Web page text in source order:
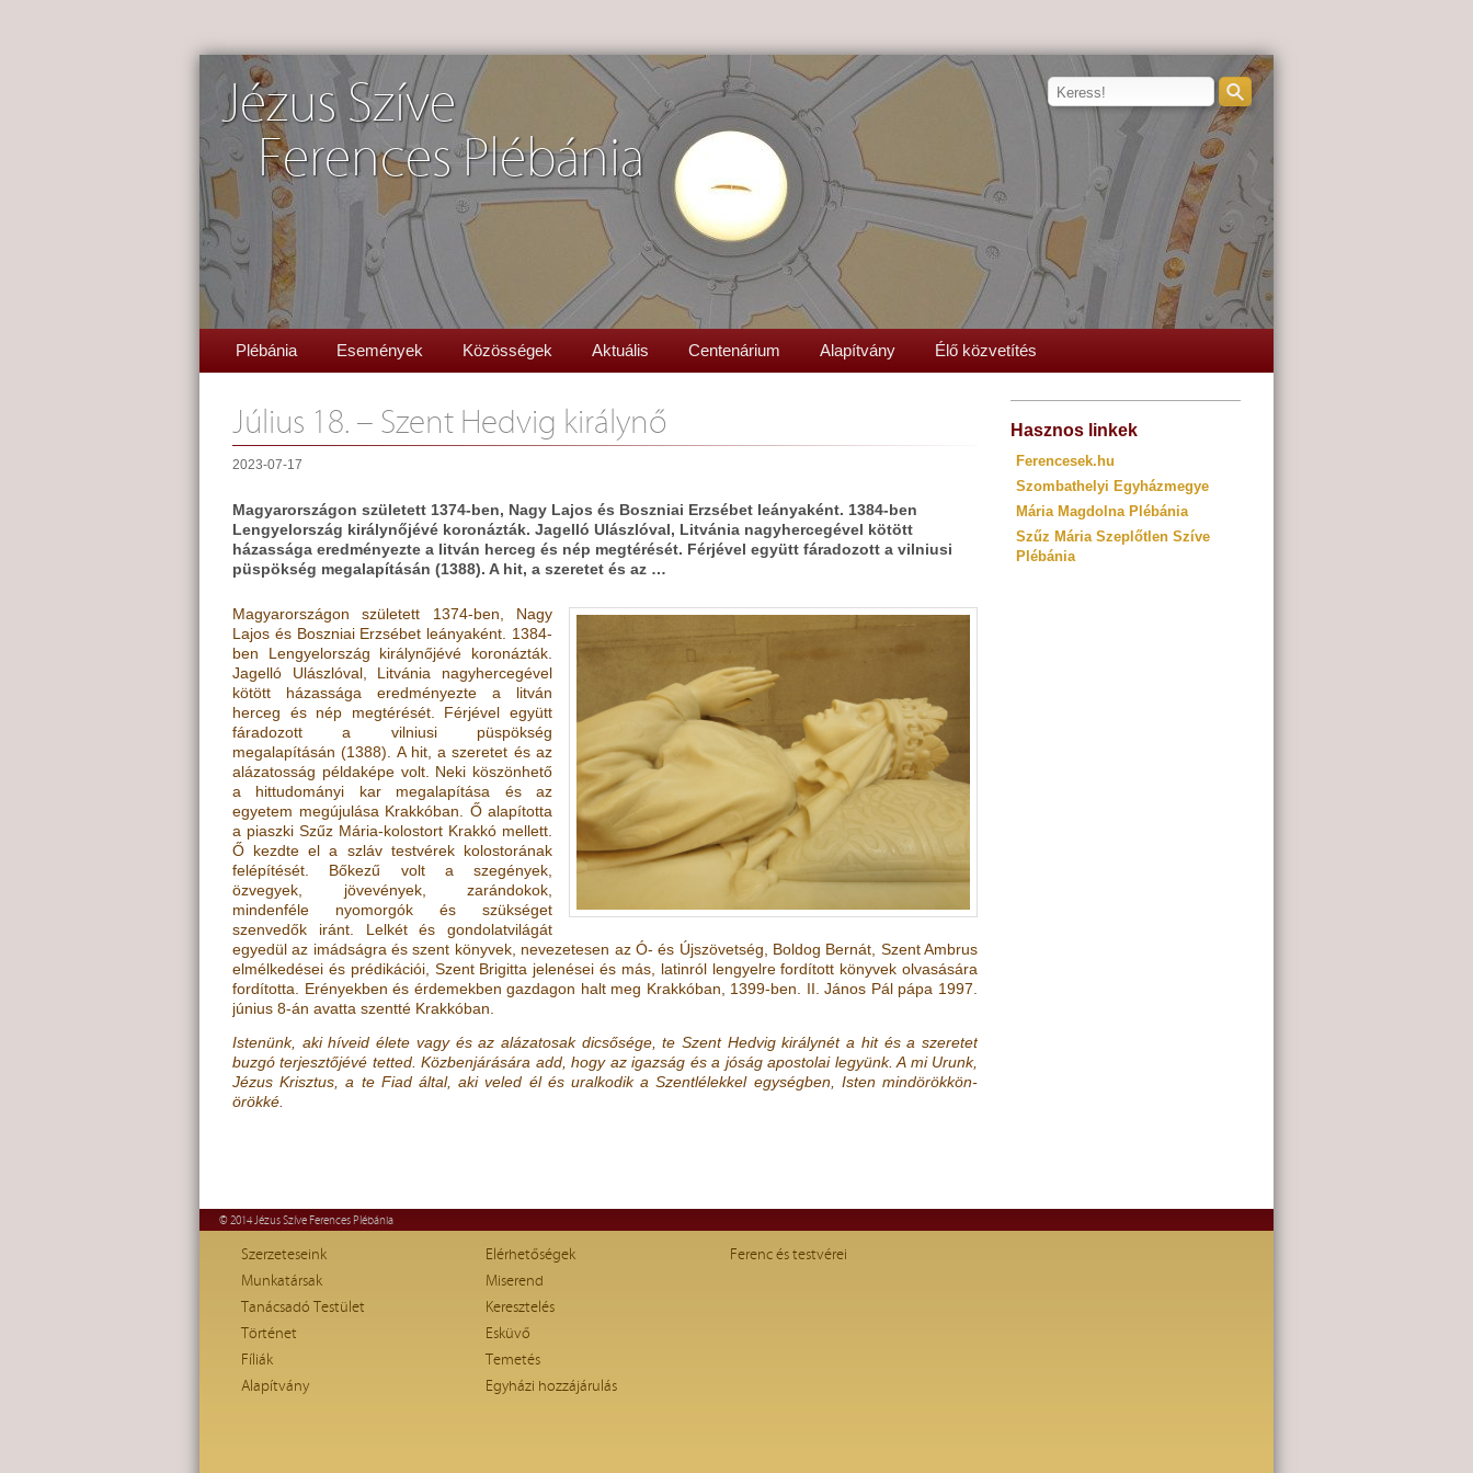
Jézus Szíve
Ferences Plébánia
Plébánia Események Közösségek Aktuális Centenárium Alapítvány Élő közvetítés
Július 18. – Szent Hedvig királynő
2023-07-17
Magyarországon született 1374-ben, Nagy Lajos és Boszniai Erzsébet leányaként. 1384-ben
Lengyelország királynőjévé koronázták. Jagelló Ulászlóval, Litvánia nagyhercegével kötött
házassága eredményezte a litván herceg és nép megtérését. Férjével együtt fáradozott a vilniusi
püspökség megalapításán (1388). A hit, a szeretet és az …
Magyarországon született 1374-ben, Nagy
Lajos és Boszniai Erzsébet leányaként. 1384-
ben Lengyelország királynőjévé koronázták.
Jagelló Ulászlóval, Litvánia nagyhercegével
kötött házassága eredményezte a litván
herceg és nép megtérését. Férjével együtt
fáradozott a vilniusi püspökség
megalapításán (1388). A hit, a szeretet és az
alázatosság példaképe volt. Neki köszönhető
a hittudományi kar megalapítása és az
egyetem megújulása Krakkóban. Ő alapította
a piaszki Szűz Mária-kolostort Krakkó mellett.
Ő kezdte el a szláv testvérek kolostorának
felépítését. Bőkezű volt a szegények,
özvegyek, jövevények, zarándokok,
mindenféle nyomorgók és szükséget
szenvedők iránt. Lelkét és gondolatvilágát
egyedül az imádságra és szent könyvek, nevezetesen az Ó- és Újszövetség, Boldog Bernát, Szent Ambrus
elmélkedései és prédikációi, Szent Brigitta jelenései és más, latinról lengyelre fordított könyvek olvasására
fordította. Erényekben és érdemekben gazdagon halt meg Krakkóban, 1399-ben. II. János Pál pápa 1997.
június 8-án avatta szentté Krakkóban.
Istenünk, aki híveid élete vagy és az alázatosak dicsősége, te Szent Hedvig királynét a hit és a szeretet
buzgó terjesztőjévé tetted. Közbenjárására add, hogy az igazság és a jóság apostolai legyünk. A mi Urunk,
Jézus Krisztus, a te Fiad által, aki veled él és uralkodik a Szentlélekkel egységben, Isten mindörökkön-
örökké.
Hasznos linkek
Ferencesek.hu
Szombathelyi Egyházmegye
Mária Magdolna Plébánia
Szűz Mária Szeplőtlen Szíve
Plébánia
© 2014 Jézus Szíve Ferences Plébánia
Szerzeteseink
Munkatársak
Tanácsadó Testület
Történet
Fíliák
Alapítvány
Elérhetőségek
Miserend
Keresztelés
Esküvő
Temetés
Egyházi hozzájárulás
Ferenc és testvérei